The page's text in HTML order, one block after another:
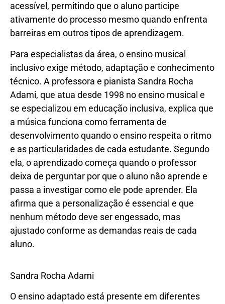
acessível, permitindo que o aluno participe
ativamente do processo mesmo quando enfrenta
barreiras em outros tipos de aprendizagem.
Para especialistas da área, o ensino musical
inclusivo exige método, adaptação e conhecimento
técnico. A professora e pianista Sandra Rocha
Adami, que atua desde 1998 no ensino musical e
se especializou em educação inclusiva, explica que
a música funciona como ferramenta de
desenvolvimento quando o ensino respeita o ritmo
e as particularidades de cada estudante. Segundo
ela, o aprendizado começa quando o professor
deixa de perguntar por que o aluno não aprende e
passa a investigar como ele pode aprender. Ela
afirma que a personalização é essencial e que
nenhum método deve ser engessado, mas
ajustado conforme as demandas reais de cada
aluno.
Sandra Rocha Adami
O ensino adaptado está presente em diferentes